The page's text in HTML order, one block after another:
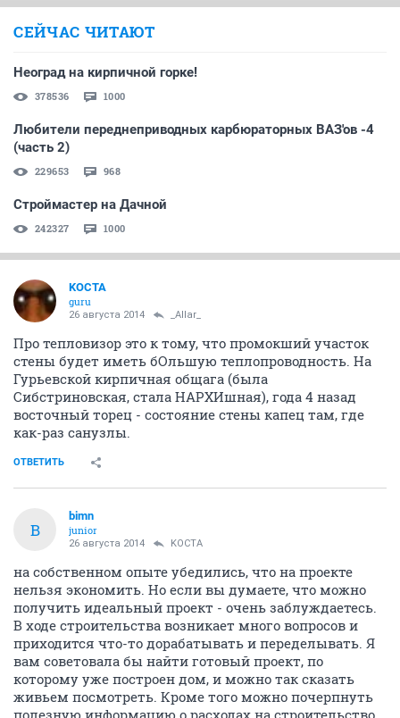
СЕЙЧАС ЧИТАЮТ
Неоград на кирпичной горке!
378536 1000
Любители переднеприводных карбюраторных ВАЗ'ов -4
(часть 2)
229653 968
Строймастер на Дачной
242327 1000
KOCTA
guru
26 августа 2014 _Allar_
Про тепловизор это к тому, что промокший участок
стены будет иметь бОльшую теплопроводность. На
Гурьевской кирпичная общага (была
Сибстриновская, стала НАРХИшная), года 4 назад
восточный торец - состояние стены капец там, где
как-раз санузлы.
ОТВЕТИТЬ
B
bimn
junior
26 августа 2014 KOCTA
на собственном опыте убедились, что на проекте
нельзя экономить. Но если вы думаете, что можно
получить идеальный проект - очень заблуждаетесь.
В ходе строительства возникает много вопросов и
приходится что-то дорабатывать и переделывать. Я
вам советовала бы найти готовый проект, по
которому уже построен дом, и можно так сказать
живьем посмотреть. Кроме того можно почерпнуть
полезную информацию о расходах на строительство,